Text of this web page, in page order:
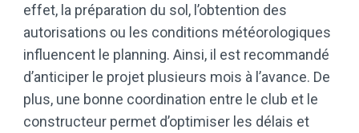
effet, la préparation du sol, l’obtention des
autorisations ou les conditions météorologiques
influencent le planning. Ainsi, il est recommandé
d’anticiper le projet plusieurs mois à l’avance. De
plus, une bonne coordination entre le club et le
constructeur permet d’optimiser les délais et